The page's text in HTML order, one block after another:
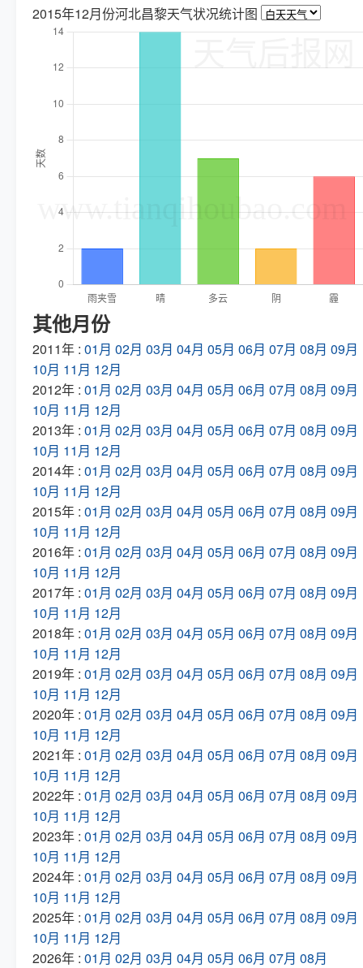
2015年12月份河北昌黎天气状况统计图
其他月份
2011年 : 01月 02月 03月 04月 05月 06月 07月 08月 09月
10月 11月 12月
2012年 : 01月 02月 03月 04月 05月 06月 07月 08月 09月
10月 11月 12月
2013年 : 01月 02月 03月 04月 05月 06月 07月 08月 09月
10月 11月 12月
2014年 : 01月 02月 03月 04月 05月 06月 07月 08月 09月
10月 11月 12月
2015年 : 01月 02月 03月 04月 05月 06月 07月 08月 09月
10月 11月 12月
2016年 : 01月 02月 03月 04月 05月 06月 07月 08月 09月
10月 11月 12月
2017年 : 01月 02月 03月 04月 05月 06月 07月 08月 09月
10月 11月 12月
2018年 : 01月 02月 03月 04月 05月 06月 07月 08月 09月
10月 11月 12月
2019年 : 01月 02月 03月 04月 05月 06月 07月 08月 09月
10月 11月 12月
2020年 : 01月 02月 03月 04月 05月 06月 07月 08月 09月
10月 11月 12月
2021年 : 01月 02月 03月 04月 05月 06月 07月 08月 09月
10月 11月 12月
2022年 : 01月 02月 03月 04月 05月 06月 07月 08月 09月
10月 11月 12月
2023年 : 01月 02月 03月 04月 05月 06月 07月 08月 09月
10月 11月 12月
2024年 : 01月 02月 03月 04月 05月 06月 07月 08月 09月
10月 11月 12月
2025年 : 01月 02月 03月 04月 05月 06月 07月 08月 09月
10月 11月 12月
2026年 : 01月 02月 03月 04月 05月 06月 07月 08月